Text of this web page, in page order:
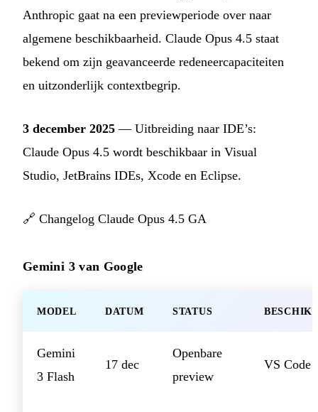
Anthropic gaat na een previewperiode over naar
algemene beschikbaarheid. Claude Opus 4.5 staat
bekend om zijn geavanceerde redeneercapaciteiten
en uitzonderlijk contextbegrip.
3 december 2025 — Uitbreiding naar IDE’s:
Claude Opus 4.5 wordt beschikbaar in Visual
Studio, JetBrains IDEs, Xcode en Eclipse.
🔗 Changelog Claude Opus 4.5 GA
Gemini 3 van Google
MODEL DATUM STATUS
Gemini
3 Flash
17 dec
Openbare
preview
VS Code